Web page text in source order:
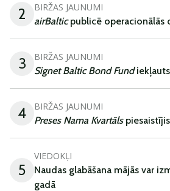
2 BIRŽAS JAUNUMI
airBalticpublicē operacionālās
3 BIRŽAS JAUNUMI
Signet Baltic Bond Fundiekļauts
4 BIRŽAS JAUNUMI
Preses Nama Kvartāls
5
VIEDOKĻI
Naudas glabāšana mājās var
gadā